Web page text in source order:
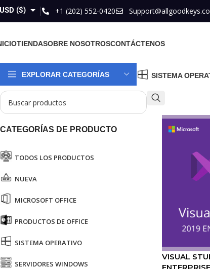
USD ($)
EUR (€)
CAD ($)
+1 (202) 552-0420
TIENDASOBRE NOSOTROSCONTÁCTENOS
EXPLORAR CATEGORÍAS SISTEMA
CATEGORÍAS DE PRODUCTO
TODOS LOS PRODUCTOS
NUEVA
MICROSOFT OFFICE
PRODUCTOS DE OFFICE
SISTEMA OPERATIVO
SERVIDORES WINDOWS
VISUAL